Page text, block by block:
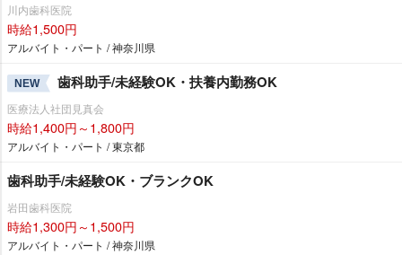
川内歯科医院
時給1,500円
アルバイト・パート / 神奈川県
NEW 歯科助手/未経験OK・扶養内勤務OK
医療法人社団見真会
時給1,400円～1,800円
アルバイト・パート / 東京都
歯科助手/未経験OK・ブランクOK
田歯科医院
時給1,300円～1,500円
アルバイト・パート / 神奈川県